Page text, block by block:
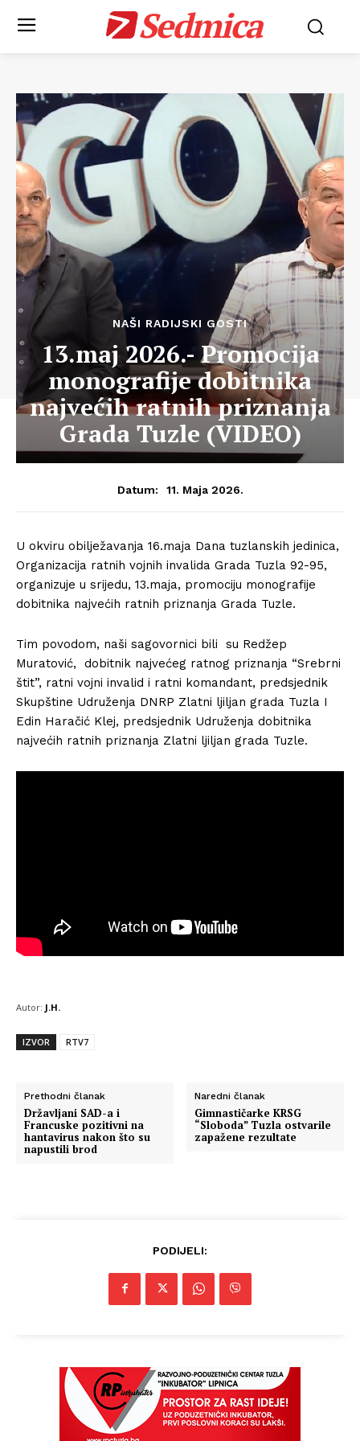
Sedmica
NAŠI RADIJSKI GOSTI
13.maj 2026.- Promocija
monografije dobitnika
najvećih ratnih priznanja
Grada Tuzle (VIDEO)
Datum: 11. Maja 2026.
U okviru obilježavanja 16.maja Dana tuzlanskih jedinica,
Organizacija ratnih vojnih invalida Grada Tuzla 92-95,
organizuje u srijedu, 13.maja, promociju monografije
dobitnika najvećih ratnih priznanja Grada Tuzle.
Tim povodom, naši sagovornici bili su Redžep
Muratović, dobitnik najvećeg ratnog priznanja “Srebrni
štit”, ratni vojni invalid i ratni komandant, predsjednik
Skupštine Udruženja DNRP Zlatni ljiljan grada Tuzla I
Edin Haračić Klej, predsjednik Udruženja dobitnika
najvećih ratnih priznanja Zlatni ljiljan grada Tuzle.
Autor: J.H.
IZVOR RTV7
Prethodni članak
Državljani SAD-a i
Francuske pozitivni na
hantavirus nakon što su
napustili brod
Naredni članak
Gimnastičarke KRSG
“Sloboda” Tuzla ostvarile
zapažene rezultate
PODIJELI: